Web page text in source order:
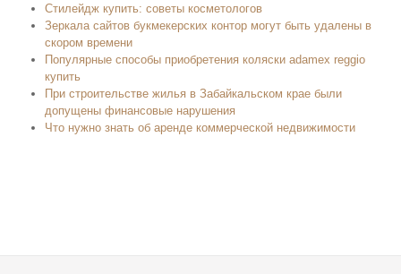
Стилейдж купить: советы косметологов
Зеркала сайтов букмекерских контор могут быть удалены в
скором времени
Популярные способы приобретения коляски adamex reggio
купить
При строительстве жилья в Забайкальском крае были
допущены финансовые нарушения
Что нужно знать об аренде коммерческой недвижимости